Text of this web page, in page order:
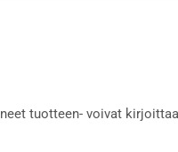
tuotteen- voivat